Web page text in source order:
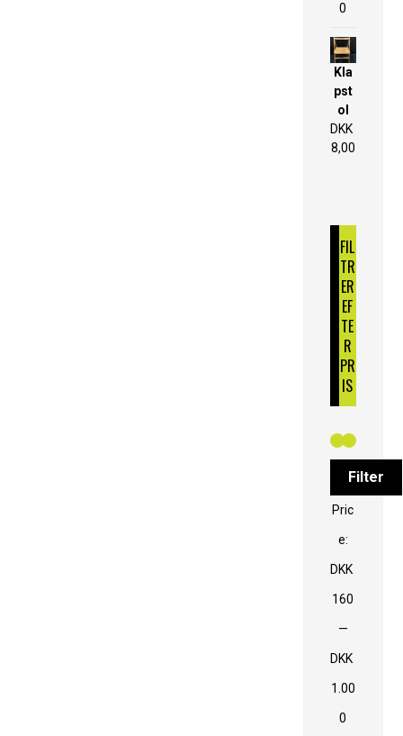
0
Kla
pst
ol
DKK
8,00
FIL
TR
ER
EF
TE
R
PR
IS
Filter
Pric
e:
DKK
160
—
DKK
1.00
0